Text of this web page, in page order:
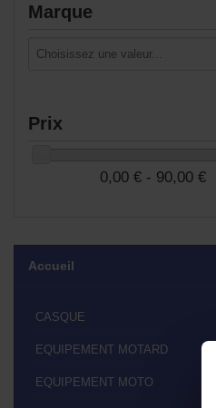
Marque
Prix
0,00 € - 90,00 €
Accueil
CASQUE
EQUIPEMENT MOTARD
EQUIPEMENT MOTO